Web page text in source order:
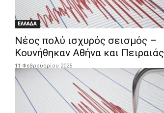
ΕΛΛΑΔΑ
Νέος πολύ ισχυρός σεισμός –
Κουνήθηκαν Αθήνα και Πειραιάς
11 Φεβρουαρίου 2025